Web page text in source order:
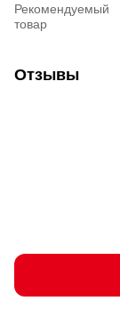
Рекомендуемый
товар
Отзывы